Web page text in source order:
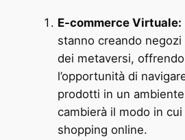
E-commerce Virtuale:
stanno creando negozi
dei metaversi,
l’opportunità di
prodotti in un
cambierà il modo in
shopping online.